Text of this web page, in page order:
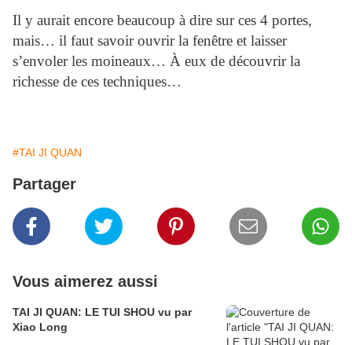
Il y aurait encore beaucoup à dire sur ces 4 portes,
mais… il faut savoir ouvrir la fenêtre et laisser
s’envoler les moineaux… À eux de découvrir la
richesse de ces techniques…
#TAI JI QUAN
Partager
Vous aimerez aussi
TAI JI QUAN: LE TUI SHOU vu par
Xiao Long